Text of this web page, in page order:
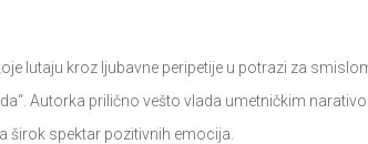
lutaju kroz ljubavne peripetije u potrazi za
Autorka prilično vešto vlada umetničkim
širok spektar pozitivnih emocija.